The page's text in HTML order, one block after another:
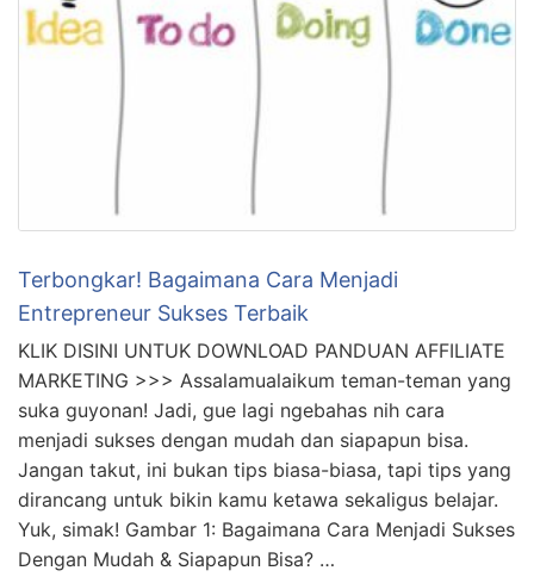
Terbongkar! Bagaimana Cara Menjadi
Entrepreneur Sukses Terbaik
KLIK DISINI UNTUK DOWNLOAD PANDUAN AFFILIATE
MARKETING >>> Assalamualaikum teman-teman yang
suka guyonan! Jadi, gue lagi ngebahas nih cara
menjadi sukses dengan mudah dan siapapun bisa.
Jangan takut, ini bukan tips biasa-biasa, tapi tips yang
dirancang untuk bikin kamu ketawa sekaligus belajar.
Yuk, simak! Gambar 1: Bagaimana Cara Menjadi Sukses
Dengan Mudah & Siapapun Bisa? …